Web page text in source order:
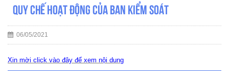
Quy chế hoạt động của Ban kiểm soát
06/05/2021
Xin mời click vào đây để xem nội dung